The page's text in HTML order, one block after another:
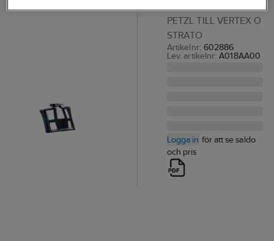
PETZL TILL VERTEX O
STRATO
Artikelnr: 602886
Lev. artikelnr: A018AA00
Logga in för att se saldo
och pris